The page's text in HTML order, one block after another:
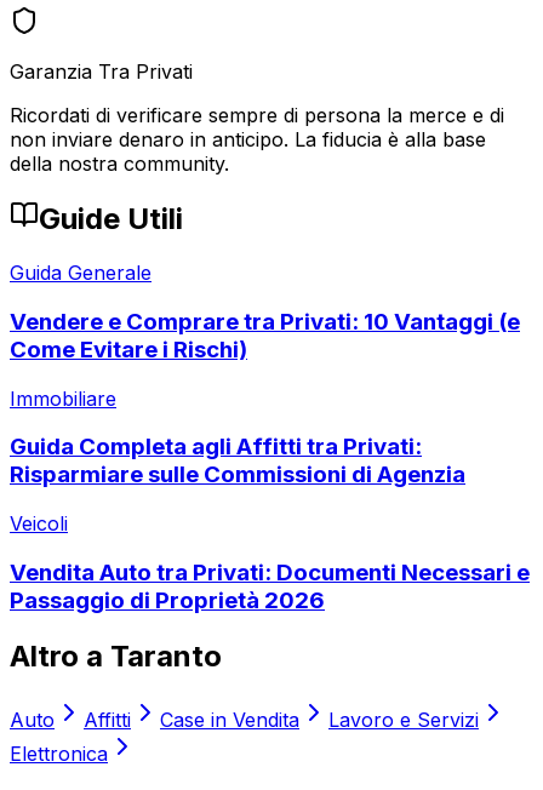
Garanzia Tra Privati
Ricordati di verificare sempre di persona la merce e di
non inviare denaro in anticipo. La fiducia è alla base
della nostra community.
Guide Utili
Guida Generale
Vendere e Comprare tra Privati: 10 Vantaggi (e
Come Evitare i Rischi)
Immobiliare
Guida Completa agli Affitti tra Privati:
Risparmiare sulle Commissioni di Agenzia
Veicoli
Vendita Auto tra Privati: Documenti Necessari e
Passaggio di Proprietà 2026
Altro a Taranto
Auto Affitti Case in Vendita
Lavoro e Servizi
Elettronica